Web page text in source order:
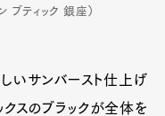
ブティック 銀座）
いサンバースト仕上げ
スのブラックが全体を